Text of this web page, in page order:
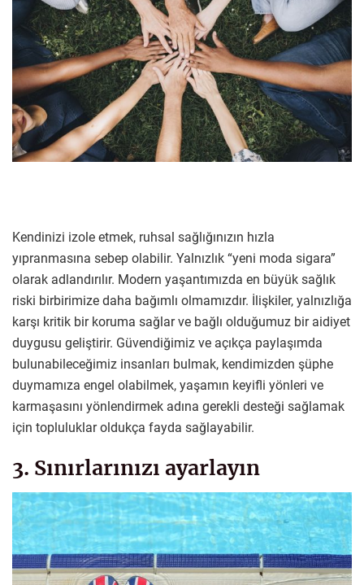
Kendinizi izole etmek, ruhsal sağlığınızın hızla
yıpranmasına sebep olabilir. Yalnızlık “yeni moda sigara”
olarak adlandırılır. Modern yaşantımızda en büyük sağlık
riski birbirimize daha bağımlı olmamızdır. İlişkiler, yalnızlığa
karşı kritik bir koruma sağlar ve bağlı olduğumuz bir aidiyet
duygusu geliştirir. Güvendiğimiz ve açıkça paylaşımda
bulunabileceğimiz insanları bulmak, kendimizden şüphe
duymamıza engel olabilmek, yaşamın keyifli yönleri ve
karmaşasını yönlendirmek adına gerekli desteği sağlamak
için topluluklar oldukça fayda sağlayabilir.
3. Sınırlarınızı ayarlayın